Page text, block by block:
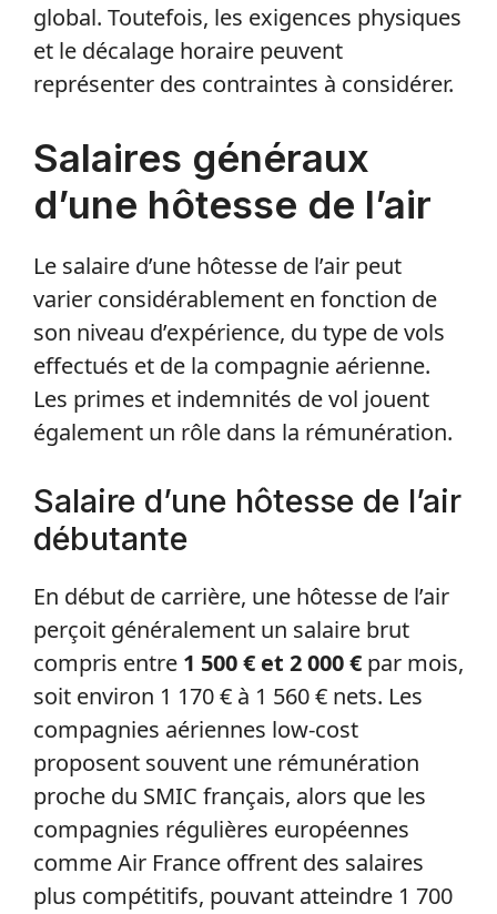
global. Toutefois, les exigences physiques
et le décalage horaire peuvent
représenter des contraintes à considérer.
Salaires généraux
d’une hôtesse de l’air
Le salaire d’une hôtesse de l’air peut
varier considérablement en fonction de
son niveau d’expérience, du type de vols
effectués et de la compagnie aérienne.
Les primes et indemnités de vol jouent
également un rôle dans la rémunération.
Salaire d’une hôtesse de l’air
débutante
En début de carrière, une hôtesse de l’air
perçoit généralement un salaire brut
compris entre 1 500 € et 2 000 € par mois,
soit environ 1 170 € à 1 560 € nets. Les
compagnies aériennes low-cost
proposent souvent une rémunération
proche du SMIC français, alors que les
compagnies régulières européennes
comme Air France offrent des salaires
plus compétitifs, pouvant atteindre 1 700